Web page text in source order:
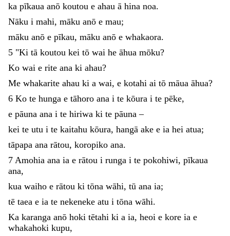
ka pīkaua anō koutou e ahau ā hina noa.
Nāku i mahi, māku anō e mau;
māku anō e pīkau, māku anō e whakaora.
5 "Ki tā koutou kei tō wai he āhua mōku?
Ko wai e rite ana ki ahau?
Me whakarite ahau ki a wai, e kotahi ai tō māua āhua?
6 Ko te hunga e tāhoro ana i te kōura i te pēke,
e pāuna ana i te hiriwa ki te pāuna–
kei te utu i te kaitahu kōura, hangā ake e ia hei atua;
tāpapa ana rātou, koropiko ana.
7 Amohia ana ia e rātou i runga i te pokohiwi, pīkaua
ana,
kua waiho e rātou ki tōna wāhi, tū ana ia;
tē taea e ia te nekeneke atu i tōna wāhi.
Ka karanga anō hoki tētahi ki a ia, heoi e kore ia e
whakahoki kupu,